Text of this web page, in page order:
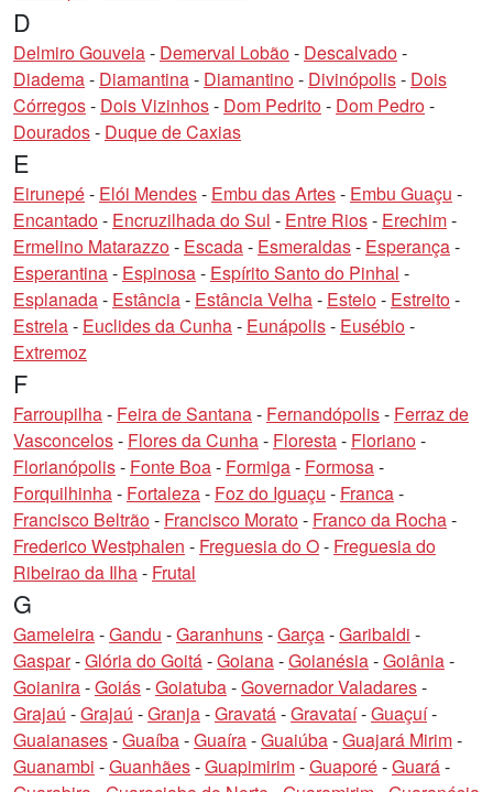
D
Delmiro Gouveia- Demerval Lobão- Descalvado-
Diadema- Diamantina- Diamantino- Divinópolis- Dois
Córregos- Dois Vizinhos- Dom Pedrito- Dom Pedro-
Dourados- Duque de Caxias
E
Eirunepé- Elói Mendes- Embu das Artes- Embu Guaçu -
Encantado- Encruzilhada do Sul - Entre Rios- Erechim-
Ermelino Matarazzo- Escada- Esmeraldas- Esperança-
Esperantina- Espinosa- Espírito Santo do Pinhal -
Esplanada- Estância- Estância Velha- Esteio- Estreito-
Estrela- Euclides da Cunha- Eunápolis- Eusébio-
Extremoz
F
Farroupilha- Feira de Santana- Fernandópolis- Ferraz de
Vasconcelos- Flores da Cunha- Floresta- Floriano-
Florianópolis- Fonte Boa- Formiga- Formosa-
Forquilhinha- Fortaleza- Foz do Iguaçu - Franca-
Francisco Beltrão- Francisco Morato- Franco da Rocha-
Frederico Westphalen - Freguesia do O- Freguesia do
Ribeirao da Ilha- Frutal
G
Gameleira-Gandu -Garanhuns-Garça-Garibaldi -
Gaspar-Glória do Goitá-Goiana-Goianésia-Goiânia-
Goianira-Goiás-Goiatuba-Governador Valadares-
Grajaú -Grajaú -Granja-Gravatá-Gravataí-Guaçuí-
Guaianases-Guaíba-Guaíra-Guaiúba-Guajará Mirim-
Guanambi -Guanhães-Guapimirim-Guaporé-Guará-